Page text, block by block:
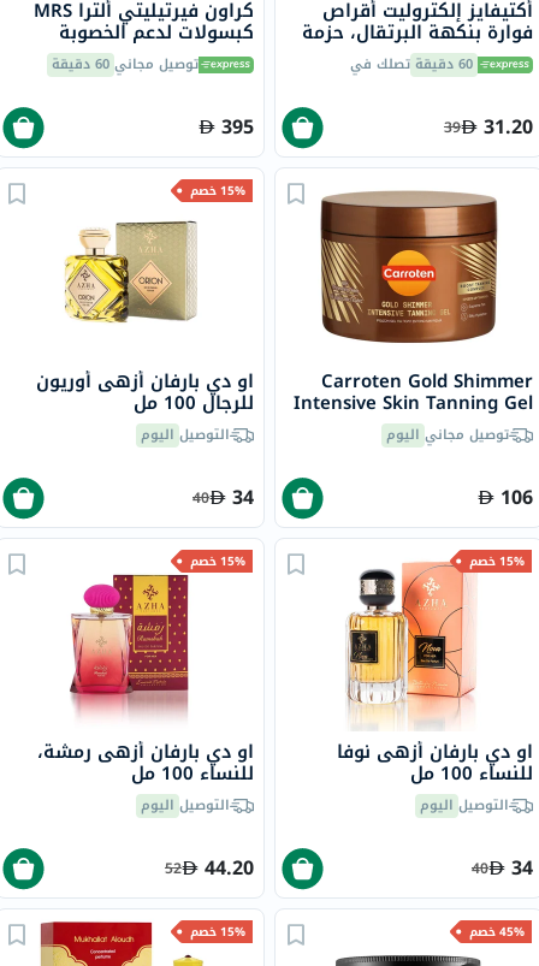
أكتيفايز إلكتروليت أقراص
فوارة بنكهة البرتقال، حزمة
من 20 60 دقيقة تصلك في
31.20
39
كراون فيرتيليتي ألترا MRS
كبسولات لدعم الخصوبة
للنساء، حزمة من 60 كبسولة
توصيل مجاني60 دقيقة
395
Carroten Gold Shimmer
Intensive Skin Tanning Gel
150mlتوصيل مجاني اليوم
106
15% خصم
او دي بارفان أزهى أوريون
للرجال 100 مل
التوصيل اليوم
34
40
15% خصم
او دي بارفان أزهى نوفا
للنساء 100 مل
التوصيل اليوم
34
40
15% خصم
او دي بارفان أزهى رمشة،
للنساء 100 مل
التوصيل اليوم
44.20
52
45% خصم 15% خصم